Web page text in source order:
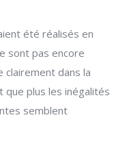
été réalisés en
sont pas encore
clairement dans la
que plus les inégalités
semblent